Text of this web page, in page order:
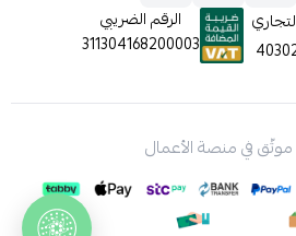
الرقم الضريبي
311304168200003
موثّق في منصة الأعمال